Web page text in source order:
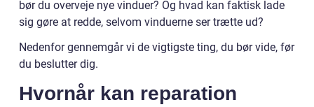
bør du overveje nye vinduer? Og hvad kan faktisk lade
sig gøre at redde, selvom vinduerne ser trætte ud?
Nedenfor gennemgår vi de vigtigste ting, du bør vide, før
du beslutter dig.
Hvornår kan reparation